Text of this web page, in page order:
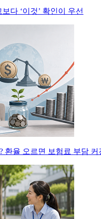
다 ‘이것’ 확인이 우선
환율 오르면 보험료 부담 커